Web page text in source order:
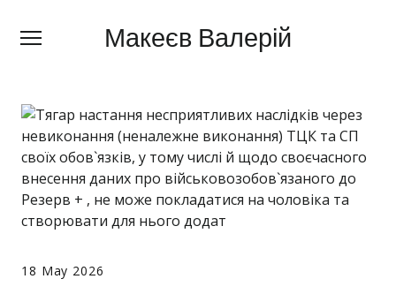
Макеєв Валерій
Макеєв Валерій
Про мене
Сфери діяльності
Правила
Ціни
18 May 2026